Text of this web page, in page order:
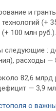
и
(+
100 млн руб.).
следующие :
расходы
82,6 млрд
— 3,9
о